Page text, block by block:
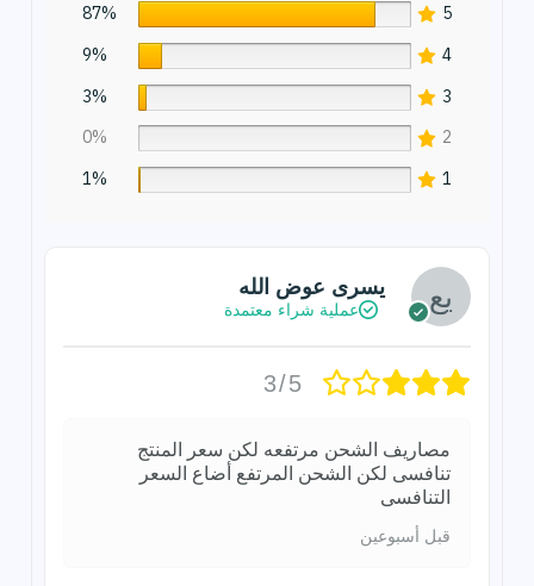
5
87%
4
9%
3
3%
2
0%
1
1%
يسرى عوض الله
عملية شراء معتمدة
3/5
مصاريف الشحن مرتفعه لكن سعر المنتج
تنافسى لكن الشحن المرتفع أضاع السعر
التنافسى
قبل أسبوعين